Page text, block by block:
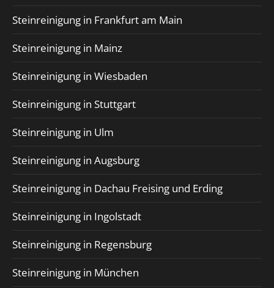
Steinreinigung in Frankfurt am Main
Steinreinigung in Mainz
Steinreinigung in Wiesbaden
Steinreinigung in Stuttgart
Steinreinigung in Ulm
Steinreinigung in Augsburg
Steinreinigung in Dachau Freising und Erding
Steinreinigung in Ingolstadt
Steinreinigung in Regensburg
Steinreinigung in München